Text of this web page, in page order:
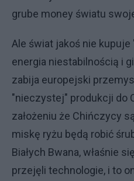
grube money światu
Ale świat jakoś nie kupuje
energia niestabilnością i
zabija europejski
"nieczystej" produkcji do
założeniu że Chińczycy
miskę ryżu będą robić
Białych Bwana, właśnie
przejęli technologie, i to